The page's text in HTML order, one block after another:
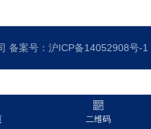
备案号： 沪ICP备14052908号-1
二维码